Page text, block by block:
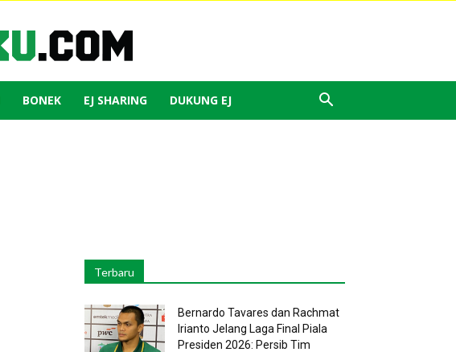
BONEK EJ SHARING DUKUNG EJ
Terbaru
Bernardo Tavares dan Rachmat
Irianto Jelang Laga Final Piala
Presiden 2026: Persib Tim